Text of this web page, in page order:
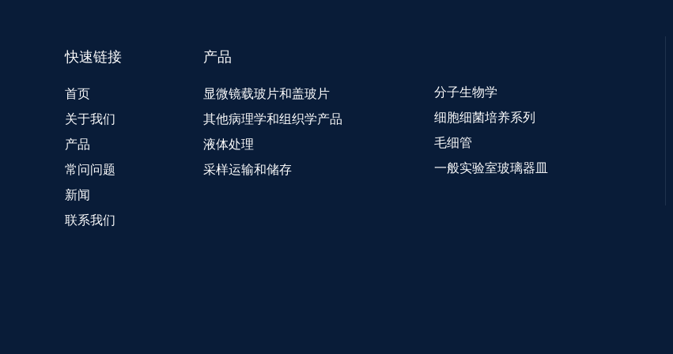
快速链接
首页
关于我们
产品
常问问题
新闻
联系我们
产品
显微镜载玻片和盖玻片
其他病理学和组织学产品
液体处理
采样运输和储存
分子生物学
细胞细菌培养系列
毛细管
一般实验室玻璃器皿